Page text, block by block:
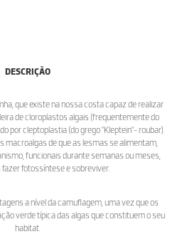
DESCRIÇÃO
que existe na nossa costa capaz de realizar
de cloroplastos algais (frequentemente do
por cleptoplastia (do grego "Kleptein"- roubar).
macroalgas de que as lesmas se alimentam,
funcionais durante semanas ou meses,
fotossíntese e sobreviver.
a nível da camuflagem, uma vez que os
verde típica das algas que constituem o seu
habitat.